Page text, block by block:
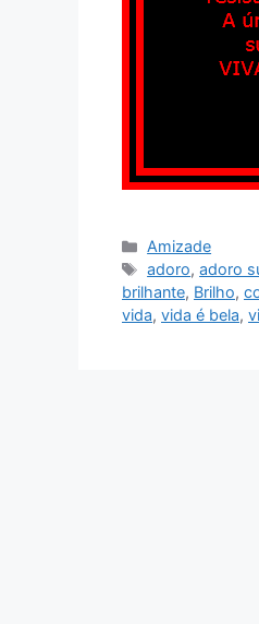
Categorias
Amizade
Tags
adoro,adoro
brilhante, Brilho,
vida, vida é bela,